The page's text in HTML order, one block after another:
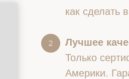
как сделать
Лучшее
Только
Америки.